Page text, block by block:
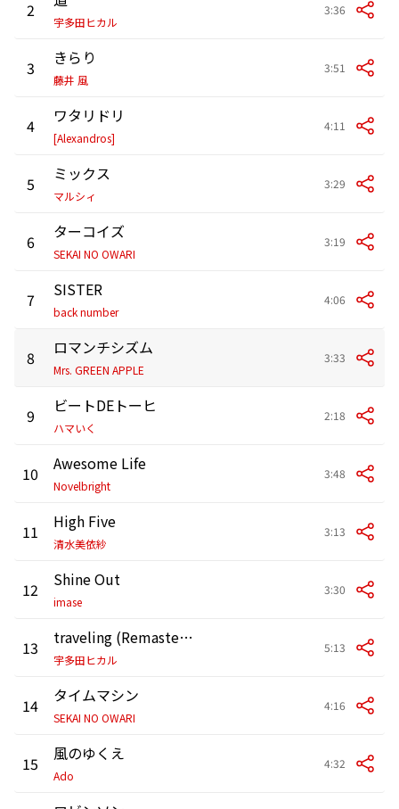
2
宇多田ヒカル
3:36
3 きらり
藤井 風
3:51
4 ワタリドリ
[Alexandros]
4:11
5 ミックス
マルシィ
3:29
6 ターコイズ
SEKAI NO OWARI
3:19
7 SISTER
back number
4:06
8 ロマンチシズム
Mrs. GREEN APPLE
3:33
9 ビートDEトーヒ
ハマいく
2:18
10 Awesome Life
Novelbright
3:48
11 High Five
清水美依紗
3:13
12 Shine Out
imase
3:30
13 traveling (Remastered 2018)
宇多田ヒカル
5:13
14 タイムマシン
SEKAI NO OWARI
4:16
15 風のゆくえ
Ado
4:32